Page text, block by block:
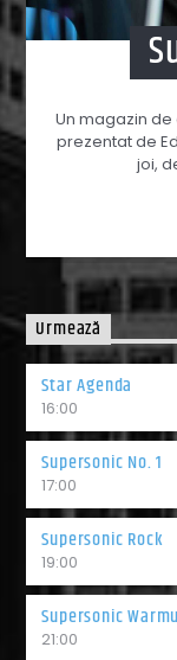
Un magazin
prezentat de
joi,
Urmează
Star Agenda
16:00
Supersonic No. 1
17:00
Supersonic Rock
19:00
Supersonic
21:00